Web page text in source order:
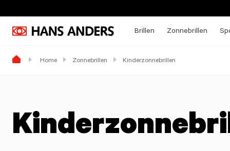
Brillen Zonnebrillen
Home Zonnebrillen Kinderzonnebrillen